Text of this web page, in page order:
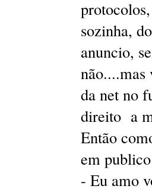
sozinha,
anuncio,
não....mas
da net no
direito a
Então
em
- Eu amo